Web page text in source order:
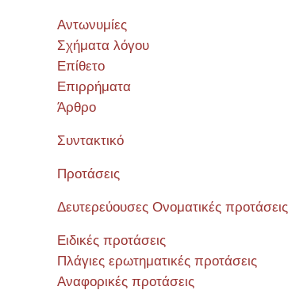
Αντωνυμίες
Σχήματα λόγου
Επίθετο
Επιρρήματα
Άρθρο
Συντακτικό
Προτάσεις
Δευτερεύουσες Ονοματικές προτάσεις
Ειδικές προτάσεις
Πλάγιες ερωτηματικές προτάσεις
Αναφορικές προτάσεις